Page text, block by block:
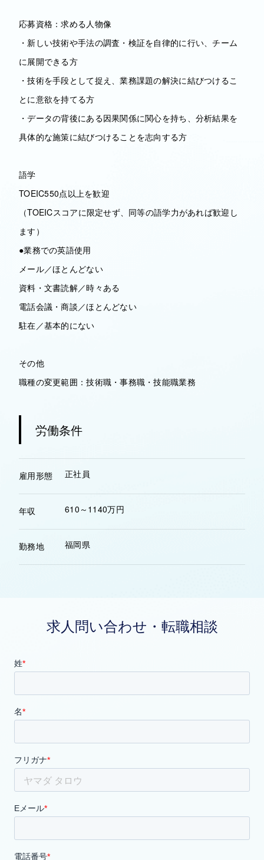
応募資格：求める人物像
・新しい技術や手法の調査・検証を自律的に行い、チーム
に展開できる方
・技術を手段として捉え、業務課題の解決に結びつけるこ
とに意欲を持てる方
・データの背後にある因果関係に関心を持ち、分析結果を
具体的な施策に結びつけることを志向する方
語学
TOEIC550点以上を歓迎
（TOEICスコアに限定せず、同等の語学力があれば歓迎し
ます）
●業務での英語使用
メール／ほとんどない
資料・文書読解／時々ある
電話会議・商談／ほとんどない
駐在／基本的にない
その他
職種の変更範囲：技術職・事務職・技能職業務
労働条件
雇用形態 正社員
年収 610～1140万円
勤務地 福岡県
求人問い合わせ・転職相談